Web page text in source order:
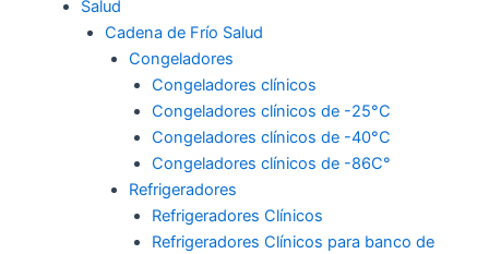
n
-
i
n
a
m
Salud
Cadena de Frío Salud
Congeladores
Congeladores clínicos
Congeladores clínicos de -25°C
Congeladores clínicos de -40°C
Congeladores clínicos de -86C°
Refrigeradores
Refrigeradores Clínicos
Refrigeradores Clínicos para banco de